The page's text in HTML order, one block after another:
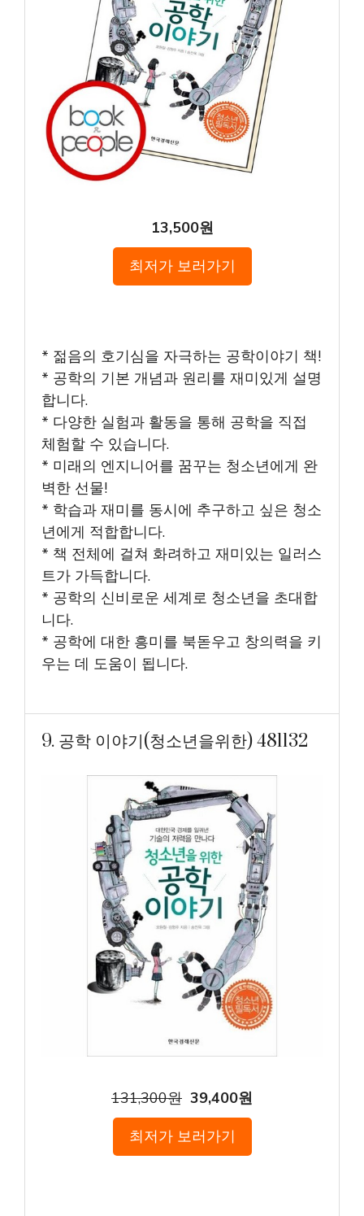
13,500원
최저가 보러가기
* 젊음의 호기심을 자극하는 공학이야기 책!
* 공학의 기본 개념과 원리를 재미있게 설명
합니다.
* 다양한 실험과 활동을 통해 공학을 직접
체험할 수 있습니다.
* 미래의 엔지니어를 꿈꾸는 청소년에게 완
벽한 선물!
* 학습과 재미를 동시에 추구하고 싶은 청소
년에게 적합합니다.
* 책 전체에 걸쳐 화려하고 재미있는 일러스
트가 가득합니다.
* 공학의 신비로운 세계로 청소년을 초대합
니다.
* 공학에 대한 흥미를 북돋우고 창의력을 키
우는 데 도움이 됩니다.
9. 공학 이야기(청소년을위한) 481132
131,300원 39,400원
최저가 보러가기